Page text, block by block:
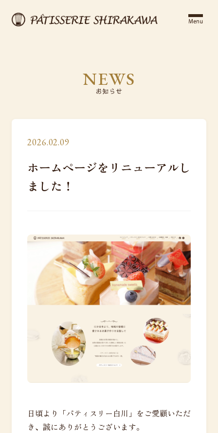
NEWS
2026.02.09
ホームページをリニューアルし
ました！
日頃より「パティスリー白川」をご愛顧いただ
き、誠にありがとうございます。